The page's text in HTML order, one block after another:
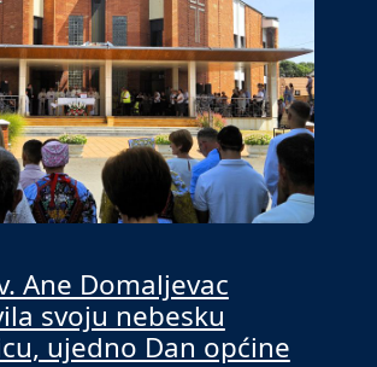
Ane Domaljevac
svoju nebesku
ujedno Dan općine